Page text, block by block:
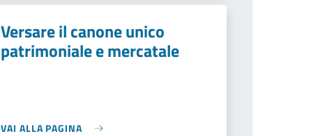
Versare il canone unico
patrimoniale e mercatale
VAI ALLA PAGINA